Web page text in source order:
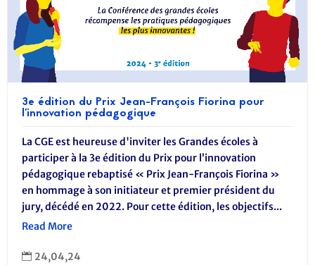
3e édition du Prix Jean-François Fiorina pour
l’innovation pédagogique
La CGE est heureuse d'inviter les Grandes écoles à
participer à la 3e édition du Prix pour l’innovation
pédagogique rebaptisé « Prix Jean-François Fiorina »
en hommage à son initiateur et premier président du
jury, décédé en 2022. Pour cette édition, les objectifs...
Read More
 24,04,24